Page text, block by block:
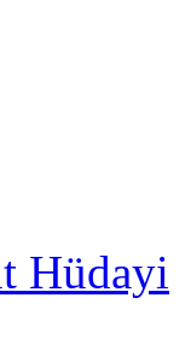
Hüdayi